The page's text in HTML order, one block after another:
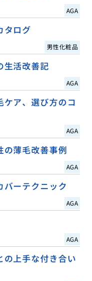
AGA
タログ
男性化粧品
生活改善記
AGA
ケア、選び方のコ
AGA
の薄毛改善事例
AGA
バーテクニック
AGA
AGA
の上手な付き合い